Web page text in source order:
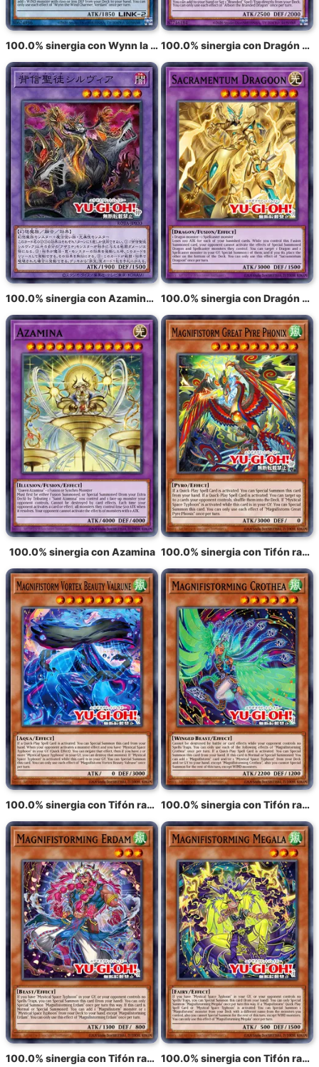
100.0% sinergia con Wynn la Encantadora del Viento, Verde 100.0% sinergia con Dragón Marcado Albion
100.0% sinergia con Azamina Ilia Silvia 100.0% sinergia con Dragón Secreterion
100.0% sinergia con Azamina 100.0% sinergia con Tifón radiante Fonix, la Gran Llama
100.0% sinergia con Tifón radiante Varuroon, el vórtice vibrante 100.0% sinergia con Tifón radiante Krosea
100.0% sinergia con Tifón radiante Eldam 100.0% sinergia con Tifón radiante Meghala